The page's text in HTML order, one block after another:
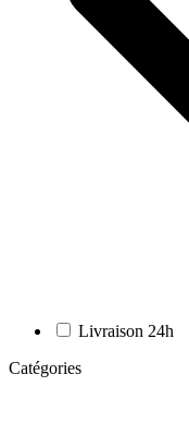
Livraison 24h
Catégories